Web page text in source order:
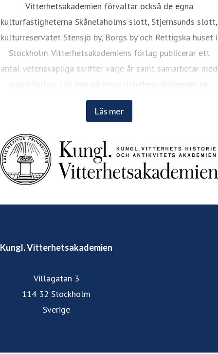
Läs mer
Vitterhetsakademien förvaltar också de egna
kulturfastigheterna Skånelaholms slott, Stjernsunds slott,
kulturreservatet Stensjö by, Borgs by och Rettigska huset i
Stockholm. Vitterhetsakademiens förlag publicerar ett
antal vetenskapliga skrifter varje år samt samarbetar med
andra förlag. Läs mer på www.vitterhetsakademien.se.
Kungl. Vitterhetsakademien
Villagatan 3
114 32 Stockholm
Sverige